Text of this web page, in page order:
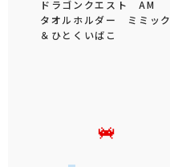
ドラゴンクエスト AM
タオルホルダー ミミック
＆ひとくいばこ